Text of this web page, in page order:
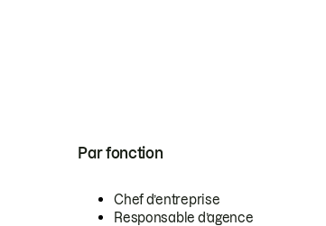
Par fonction
Chef d’entreprise
Responsable d’agence